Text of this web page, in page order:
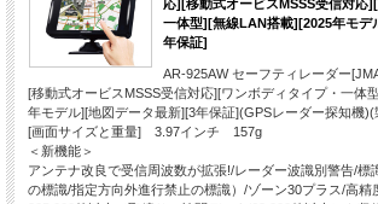
応][移動式オービスMSSS受信対応
一体型][無線LAN搭載][2025年モデ
年保証]
AR-925AW セーフティレーダー
[移動式オービスMSSS受信対応][ワンボディタイプ・一体
年モデル][地図データ最新][3年保証](GPSレーダー探知機)(
[画面サイズと重量] 3.97インチ 157g
＜新機能＞
アンテナ改良で受信周波数が拡張!/レーダー波識別警告/標
の標識/指定方向外進行禁止の標識）/ゾーン30プラス/高精